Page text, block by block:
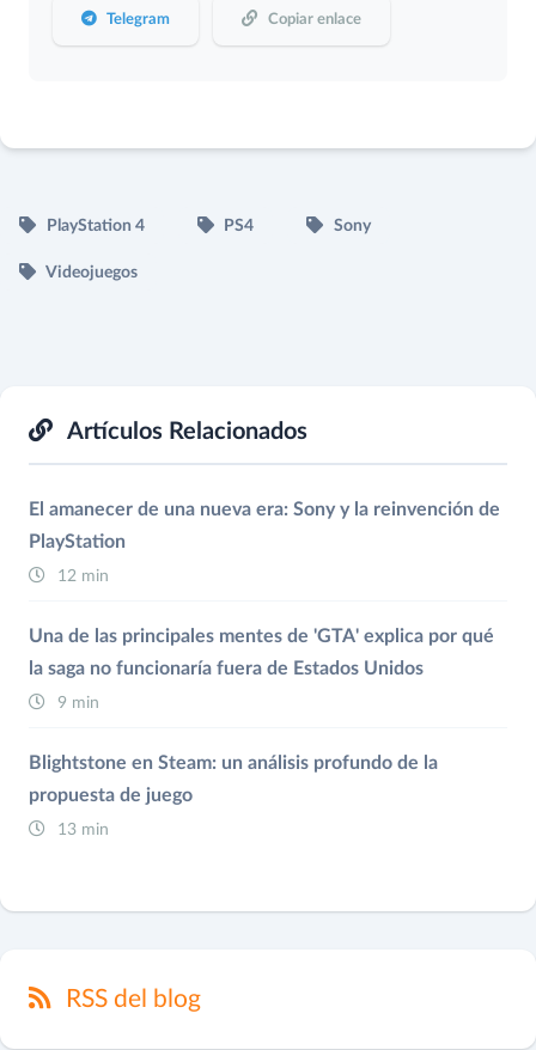
Telegram Copiar enlace
PlayStation 4 PS4 Sony
Videojuegos
Artículos Relacionados
El amanecer de una nueva era: Sony y la reinvención de
PlayStation
12 min
Una de las principales mentes de 'GTA' explica por qué
la saga no funcionaría fuera de Estados Unidos
9 min
Blightstone en Steam: un análisis profundo de la
propuesta de juego
13 min
RSS del blog